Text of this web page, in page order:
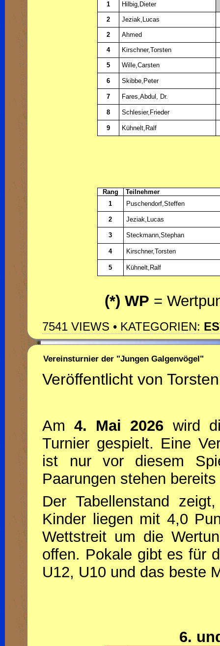
1 Hilbig,Dieter
2 Jeziak,Lucas
2 Ahmed
4 Kirschner,Torsten
5 Wille,Carsten
6 Skibbe,Peter
7 Fares,Abdul, Dr.
8 Schlesier,Frieder
9 Kühnelt,Ralf
Rang
Teilnehmer
1
Puschendorf,Steffen
2 Jeziak,Lucas
3 Steckmann,Stephan
4 Kirschner,Torsten
5 Kühnelt,Ralf
(*) WP =
7541 VIEWS • KATEGORIEN:
Vereinsturnier der "Jungen Galgenvögel"
Veröffentlicht von Torsten
Am4. Mai 2026 wird
Turnier gespielt. Eine
ist nur vor diesem
Paarungen stehen
Der Tabellenstand
Kinder liegen mit 4,0
Wettstreit um die
offen. Pokale gibt es für
U12, U10 und das beste
6.